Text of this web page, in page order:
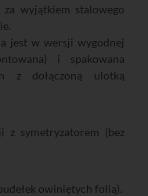
wyjątkiem stalowego
jest w wersji wygodnej
i spakowana
z dołączoną ulotką
z symetryzatorem (bez
owiniętych folią).